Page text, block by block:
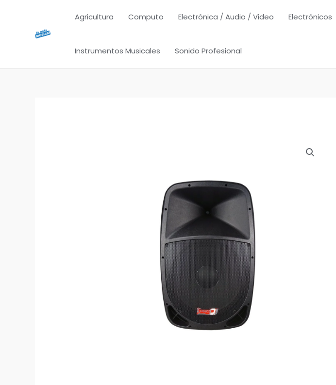
contenido
Agricultura Computo Electrónica / Audio / Video Electrónicos
Instrumentos Musicales Sonido Profesional